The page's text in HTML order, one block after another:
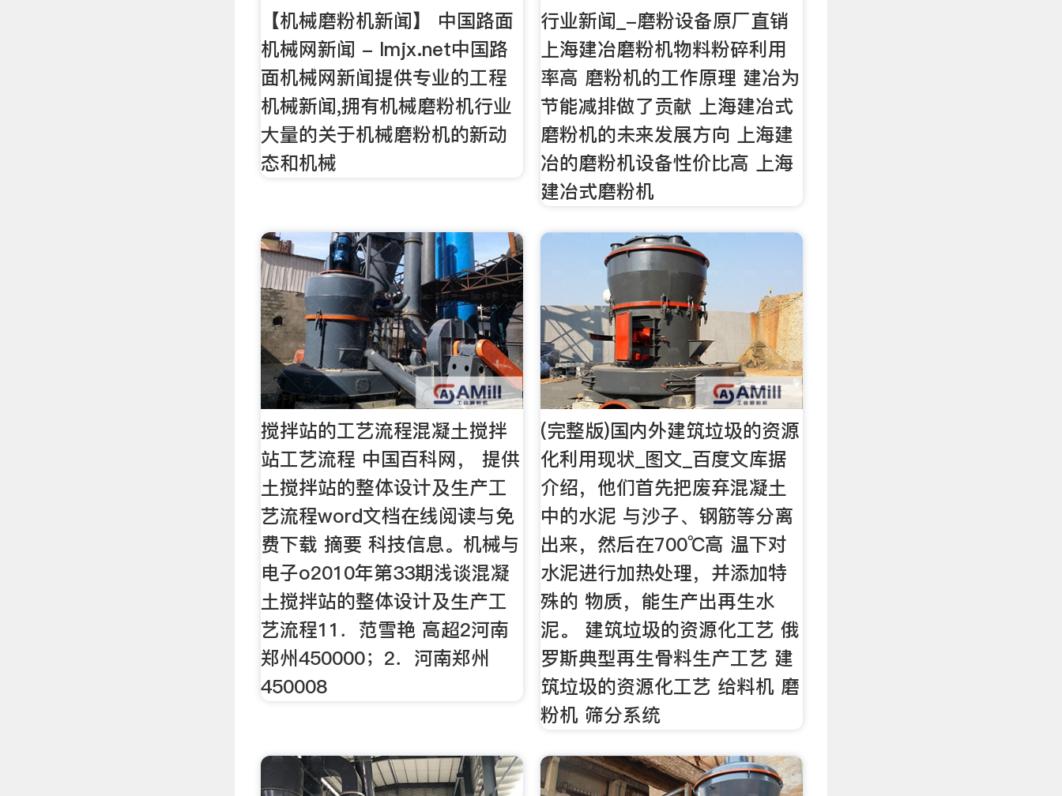
【机械磨粉机新闻】 中国路面
机械网新闻 - lmjx.net中国路
面机械网新闻提供专业的工程
机械新闻,拥有机械磨粉机行业
大量的关于机械磨粉机的新动
态和机械
行业新闻_-磨粉设备原厂直销
上海建冶磨粉机物料粉碎利用
率高 磨粉机的工作原理 建冶为
节能减排做了贡献 上海建冶式
磨粉机的未来发展方向 上海建
冶的磨粉机设备性价比高 上海
建冶式磨粉机
搅拌站的工艺流程混凝土搅拌
站工艺流程 中国百科网， 提供
土搅拌站的整体设计及生产工
艺流程word文档在线阅读与免
费下载 摘要 科技信息。机械与
电子o2010年第33期浅谈混凝
土搅拌站的整体设计及生产工
艺流程11．范雪艳 高超2河南
郑州450000；2．河南郑州
450008
(完整版)国内外建筑垃圾的资源
化利用现状_图文_百度文库据
介绍，他们首先把废弃混凝土
中的水泥 与沙子、钢筋等分离
出来，然后在700℃高 温下对
水泥进行加热处理，并添加特
殊的 物质，能生产出再生水
泥。 建筑垃圾的资源化工艺 俄
罗斯典型再生骨料生产工艺 建
筑垃圾的资源化工艺 给料机 磨
粉机 筛分系统